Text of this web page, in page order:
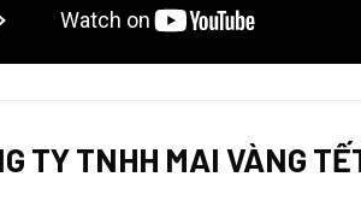
TY TNHH MAI VÀNG